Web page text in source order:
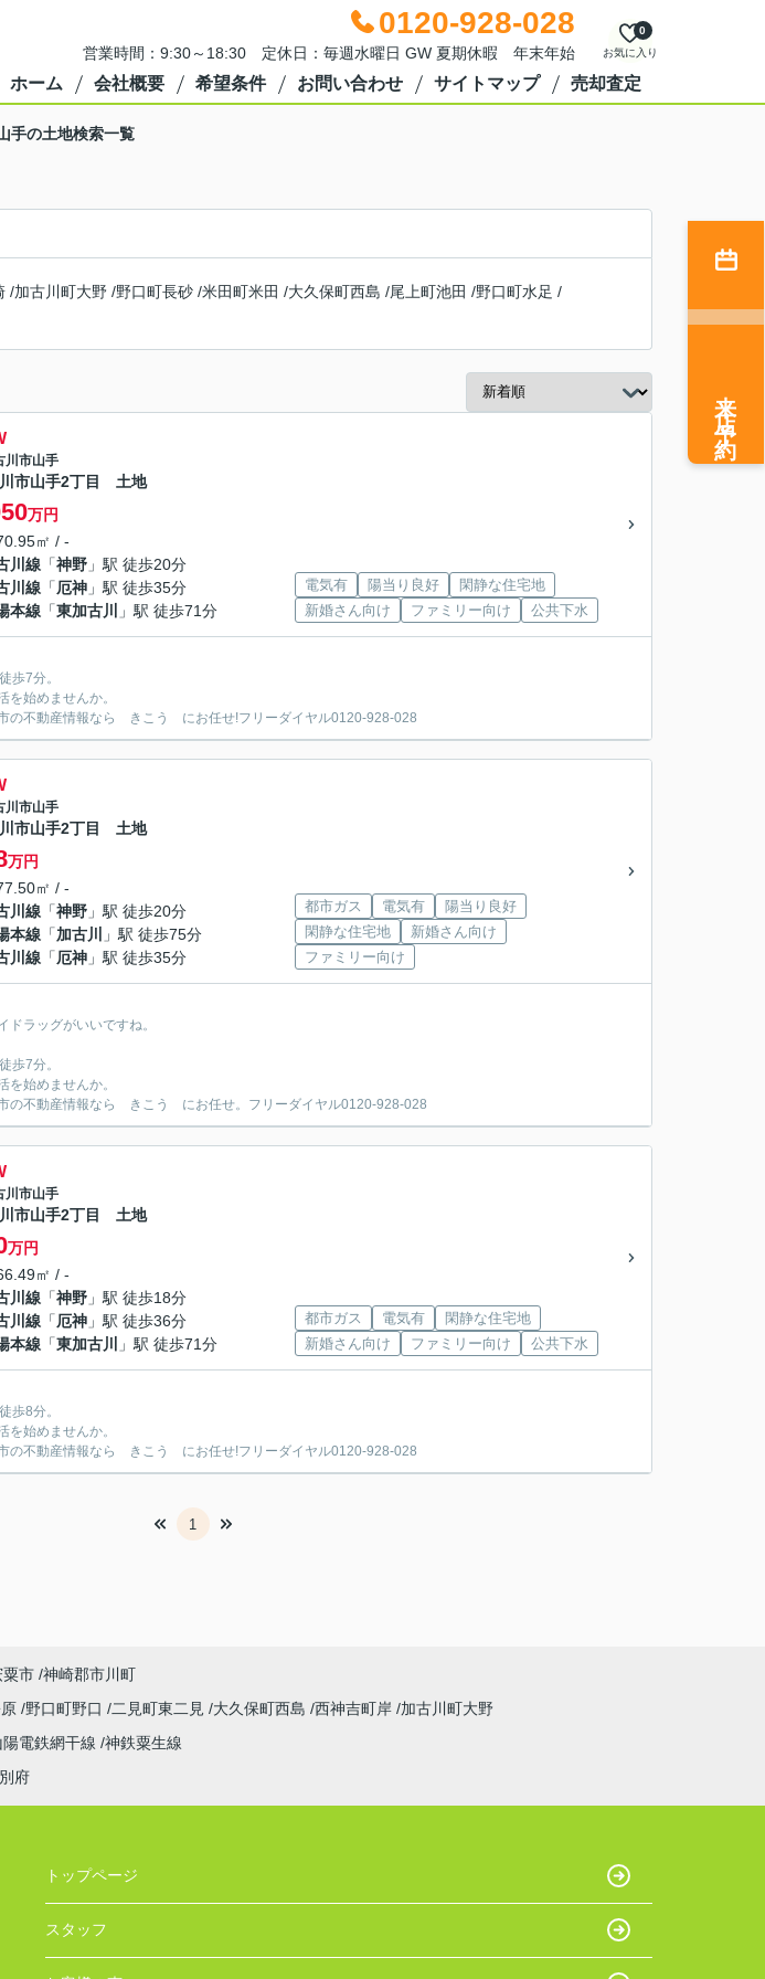
0120-928-028
営業時間：9:30～18:30 定休日：毎週水曜日 GW 夏期休暇 年末年始 お気に入り
0
ホーム 会社概要 希望条件 お問い合わせ サイトマップ 売却査定
手の土地検索一覧
/加古川町大野 /野口町長砂 /米田町米田 /大久保町西島 /尾上町池田 /野口町水足 /
川市山手
市山手2丁目 土地
万円
㎡ / -
川線 「神野 」駅 徒歩20分
川線 「厄神 」駅 徒歩35分
本線 「東加古川 」駅 徒歩71分
電気有 陽当り良好
閑静な住宅地
新婚さん向け
ファミリー向け 公共下水
歩7分。
を始めませんか。
不動産情報なら きこう にお任せ!フリーダイヤル0120-928-028
川市山手
市山手2丁目 土地
万円
㎡ / -
川線 「神野 」駅 徒歩20分
本線 「加古川
」駅 徒歩75分
川線 「厄神 」駅 徒歩35分
都市ガス 電気有
陽当り良好
閑静な住宅地
新婚さん向け
ファミリー向け
ラッグがいいですね。
歩7分。
を始めませんか。
不動産情報なら きこう にお任せ。フリーダイヤル0120-928-028
川市山手
市山手2丁目 土地
万円
㎡ / -
川線 「神野 」駅 徒歩18分
川線 「厄神 」駅 徒歩36分
本線 「東加古川 」駅 徒歩71分
都市ガス 電気有
閑静な住宅地
新婚さん向け
ファミリー向け 公共下水
歩8分。
を始めませんか。
不動産情報なら きこう にお任せ!フリーダイヤル0120-928-028
1
来店予約
粟市 神崎郡市川町
野口町野口 二見町東二見 大久保町西島 西神吉町岸 加古川町大野
陽電鉄網干線 神鉄粟生線
別府
トップページ
スタッフ